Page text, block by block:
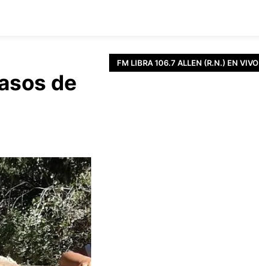
de
FM LIBRA 106.7 ALLEN (R.N.) EN VIVO